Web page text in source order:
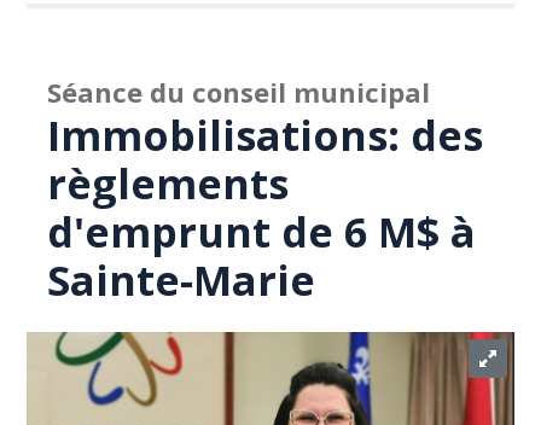
Séance du conseil municipal
Immobilisations: des
règlements
d'emprunt de 6 M$ à
Sainte-Marie